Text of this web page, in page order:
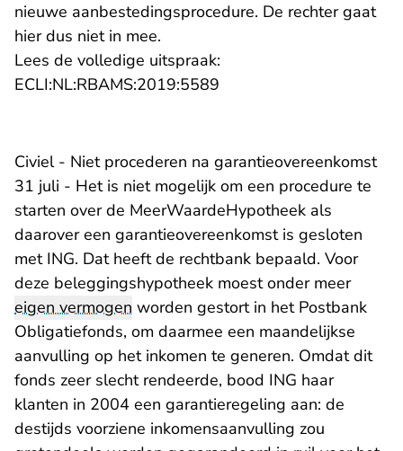
nieuwe aanbestedingsprocedure. De rechter gaat
hier dus niet in mee.
Lees de volledige uitspraak:
ECLI:NL:RBAMS:2019:5589
Civiel - Niet procederen na garantieovereenkomst
31 juli - Het is niet mogelijk om een procedure te
starten over de MeerWaardeHypotheek als
daarover een garantieovereenkomst is gesloten
met ING. Dat heeft de rechtbank bepaald. Voor
deze beleggingshypotheek moest onder meer
eigen vermogen worden gestort in het Postbank
Obligatiefonds, om daarmee een maandelijkse
aanvulling op het inkomen te generen. Omdat dit
fonds zeer slecht rendeerde, bood ING haar
klanten in 2004 een garantieregeling aan: de
destijds voorziene inkomensaanvulling zou